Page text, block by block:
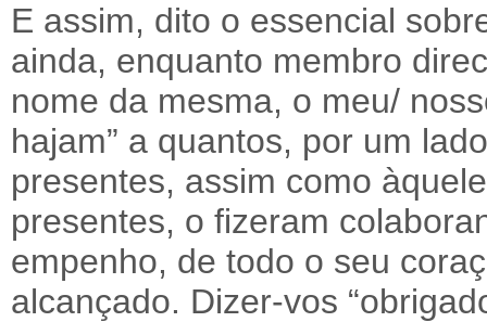
E assim, dito o essencial
ainda, enquanto membro
nome da mesma, o meu/
hajam” a quantos, por um
presentes, assim como
presentes, o fizeram
empenho, de todo o seu
alcançado. Dizer-vos